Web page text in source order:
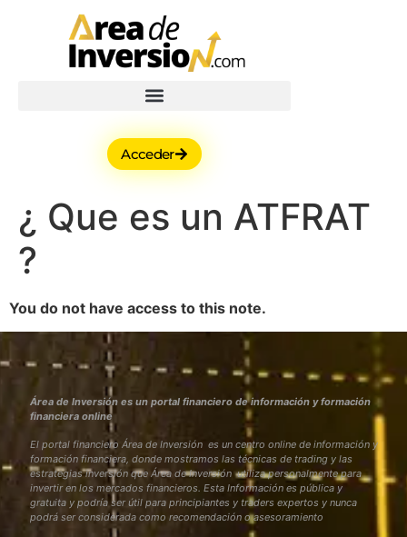
Acceder
¿ Que es un ATFRAT
?
You do not have access to this note.
Área de Inversión es un portal financiero de información y formación
financiera online
El portal financiero Área de Inversión es un centro online de información y
formación financiera, donde mostramos las técnicas de trading y las
estrategias inversión que Área de Inversión utiliza personalmente para
invertir en los mercados financieros. Esta Información es pública y
gratuita y podría ser útil para principiantes y traders expertos y nunca
podrá ser considerada como recomendación o asesoramiento